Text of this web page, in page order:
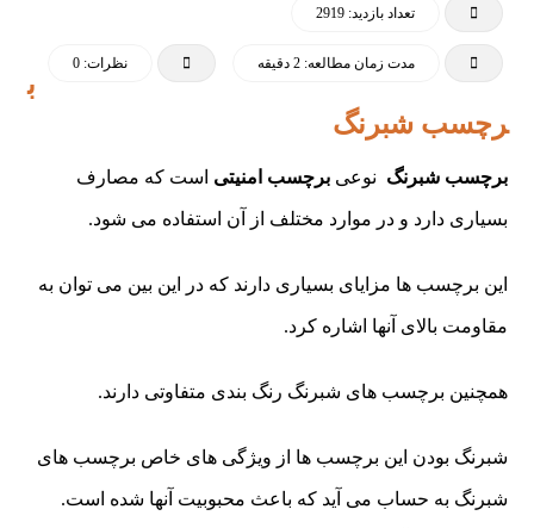
تعداد بازدید: 2919
مدت زمان مطالعه: 2 دقیقه نظرات: 0
ب
رچسب شبرنگ
برچسب شبرنگ نوعیبرچسب امنیتی است که مصارف
بسیاری دارد و در موارد مختلف از آن استفاده می شود.
این برچسب ها مزایای بسیاری دارند که در این بین می توان به
مقاومت بالای آنها اشاره کرد.
همچنین برچسب های شبرنگ رنگ بندی متفاوتی دارند.
شبرنگ بودن این برچسب ها از ویژگی های خاص برچسب های
شبرنگ به حساب می آید که باعث محبوبیت آنها شده است.